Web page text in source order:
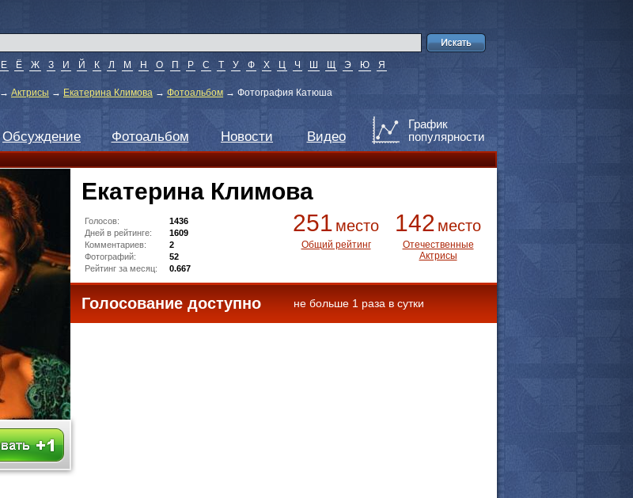
Е Ё Ж З И Й К Л М Н О П Р С Т У Ф Х Ц Ч Ш Щ Э Ю Я
→ Актрисы → Екатерина Климова → Фотоальбом → Фотография Катюша
Обсуждение Фотоальбом Новости Видео
График
популярности
Екатерина Климова
251 место
Общий рейтинг
142 место
Отечественные
Актрисы
Голосов:
1436
Дней в рейтинге:
1609
Комментариев:
2
Фотографий:
52
Рейтинг за месяц:
0.667
Голосование доступно не больше 1 раза в сутки